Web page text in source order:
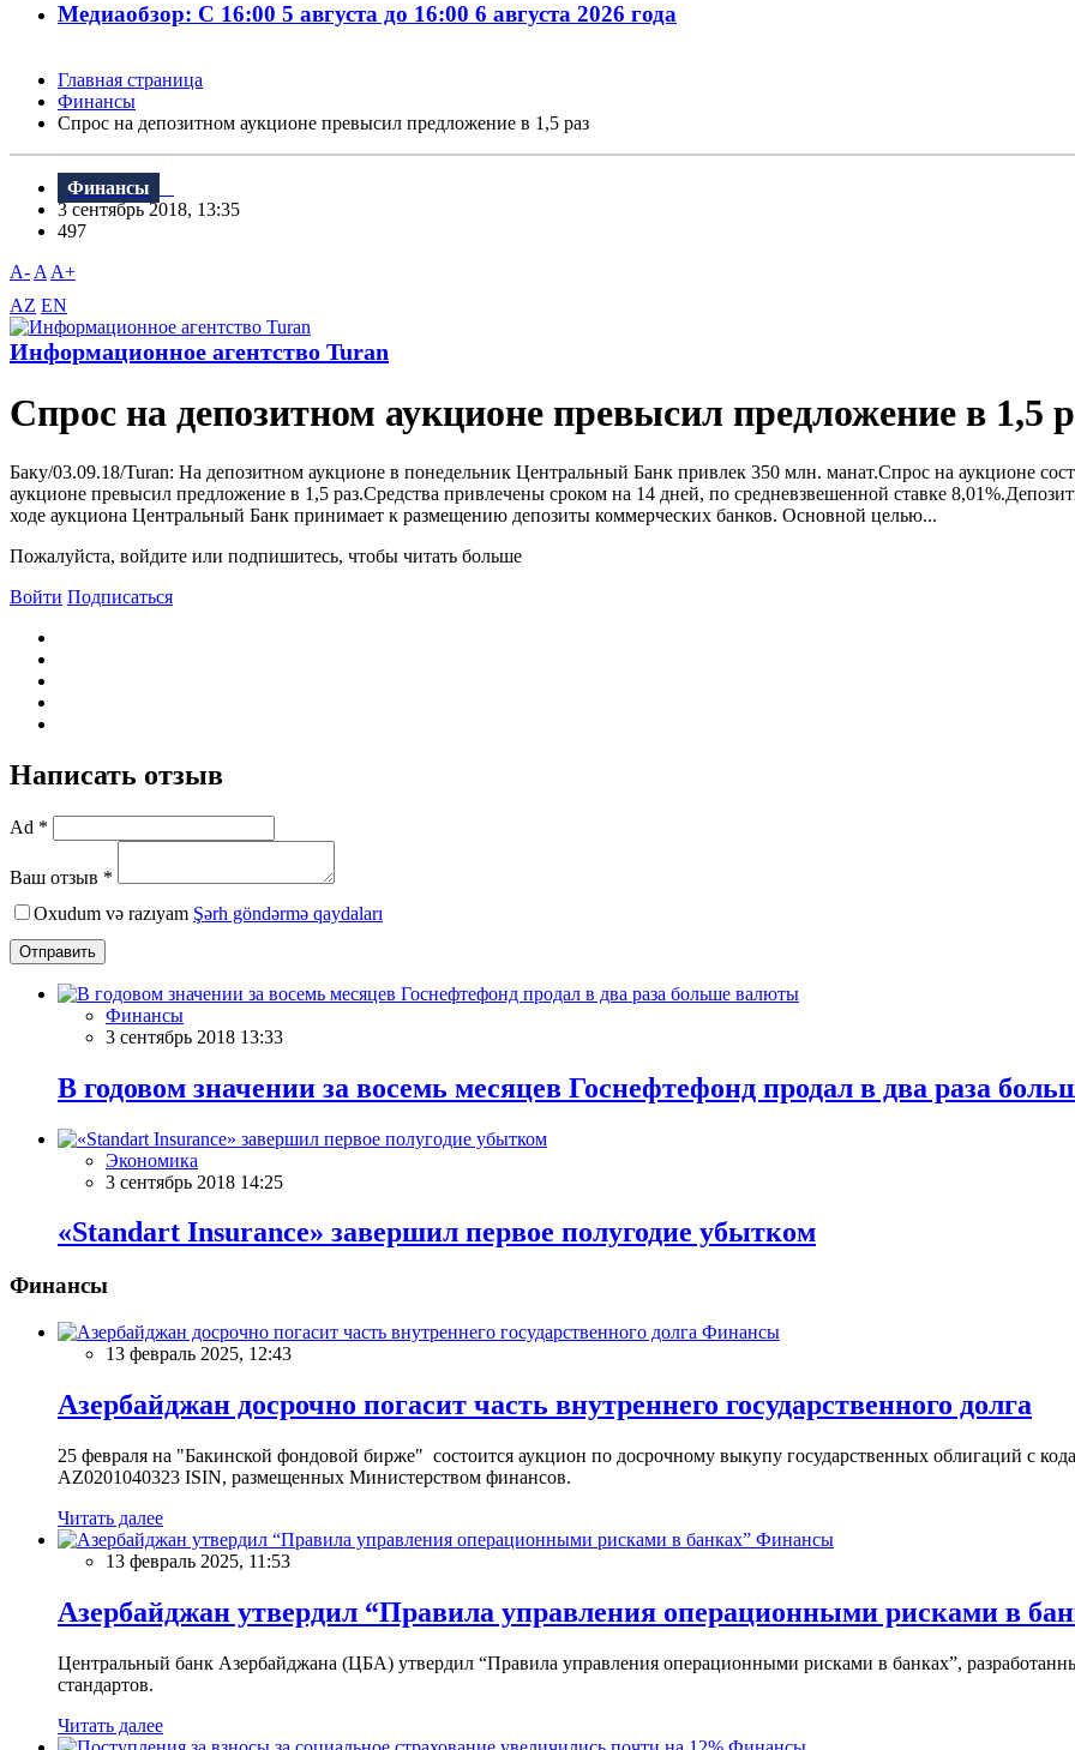
Медиаобзор: С 16:00 5 августа до 16:00 6 августа 2026 года
Главная страница
Финансы
Спрос на депозитном аукционе превысил предложение в 1,5 раз
Финансы
3 сентябрь 2018, 13:35
497
A- A A+
AZ EN
Информационное агентство Turan
Спрос на депозитном аукционе превысил предложение в 1,5
Баку/03.09.18/Turan: На депозитном аукционе в понедельник Центральный Банк привлек 350 млн. манат.Спрос на аукционе
аукционе превысил предложение в 1,5 раз.Средства привлечены сроком на 14 дней, по средневзвешенной ставке
ходе аукциона Центральный Банк принимает к размещению депозиты коммерческих банков. Основной целью...
Пожалуйста, войдите или подпишитесь, чтобы читать больше
Войти Подписаться
Написать отзыв
Ad *
Ваш отзыв *
Oxudum və razıyam Şərh göndərmə qaydaları
Отправить
Финансы
3 сентябрь 2018 13:33
В годовом значении за восемь месяцев Госнефтефонд продал в два раза
Экономика
3 сентябрь 2018 14:25
«Standart Insurance» завершил первое полугодие убытком
Финансы
Финансы
13 февраль 2025, 12:43
Азербайджан досрочно погасит часть внутреннего государственного долга
25 февраля на "Бакинской фондовой бирже" состоится аукцион по досрочному выкупу государственных облигаций с
AZ0201040323 ISIN, размещенных Министерством финансов.
Читать далее
Финансы
13 февраль 2025, 11:53
Азербайджан утвердил “Правила управления операционными рисками в
Центральный банк Азербайджана (ЦБА) утвердил “Правила управления операционными рисками в банках”,
стандартов.
Читать далее